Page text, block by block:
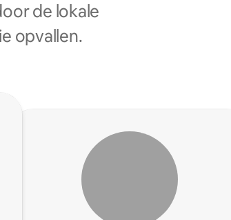
de lokale
opvallen.